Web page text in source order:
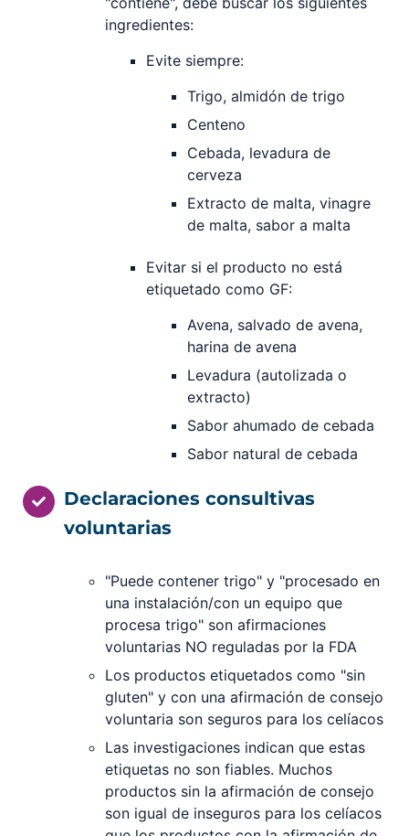
ingredientes:
Evite siempre:
Trigo, almidón de trigo
Centeno
Cebada, levadura de
cerveza
Extracto de malta, vinagre
de malta, sabor a malta
Evitar si el producto no está
etiquetado como GF:
Avena, salvado de avena,
harina de avena
Levadura (autolizada o
extracto)
Sabor ahumado de cebada
Sabor natural de cebada
Declaraciones consultivas
voluntarias
"Puede contener trigo" y "procesado en
una instalación/con un equipo que
procesa trigo" son afirmaciones
voluntarias NO reguladas por la FDA
Los productos etiquetados como "sin
gluten" y con una afirmación de consejo
voluntaria son seguros para los celíacos
Las investigaciones indican que estas
etiquetas no son fiables. Muchos
productos sin la afirmación de consejo
son igual de inseguros para los celíacos